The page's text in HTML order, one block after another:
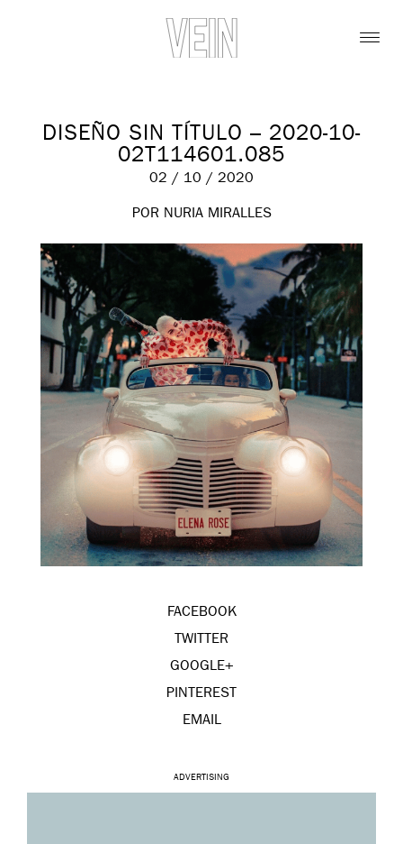
DISEÑO SIN TÍTULO – 2020-10-
02T114601.085
02 / 10 / 2020
POR NURIA MIRALLES
FACEBOOK
TWITTER
GOOGLE+
PINTEREST
EMAIL
ADVERTISING